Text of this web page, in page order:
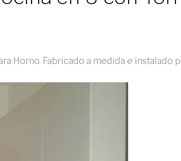
Horno. Fabricado a medida e instalado